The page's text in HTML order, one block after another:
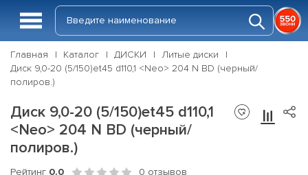
Главная Каталог ДИСКИ
Литые диски
Диск 9,0-20 (5/150)et45 d110,1 <Neo> 204 N BD (черный/
полиров.)
Диск 9,0-20 (5/150)et45 d110,1
<Neo> 204 N BD (черный/
полиров.)
Рейтинг 0.0 0 отзывов